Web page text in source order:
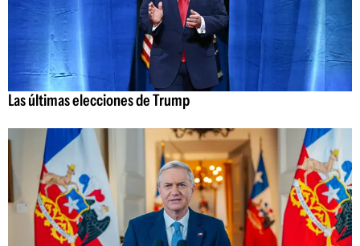
Las últimas elecciones de Trump